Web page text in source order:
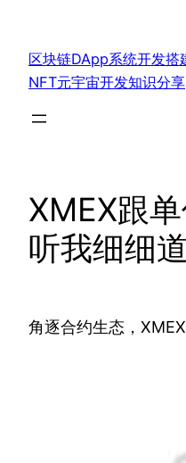
区块链DApp系统开发搭
NFT元宇宙开发知识分享
XMEX跟
听我细细
角逐合约生态，